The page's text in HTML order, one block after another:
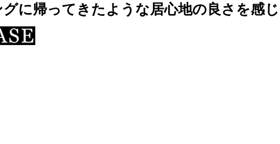
に帰ってきたような居心地の良さを感